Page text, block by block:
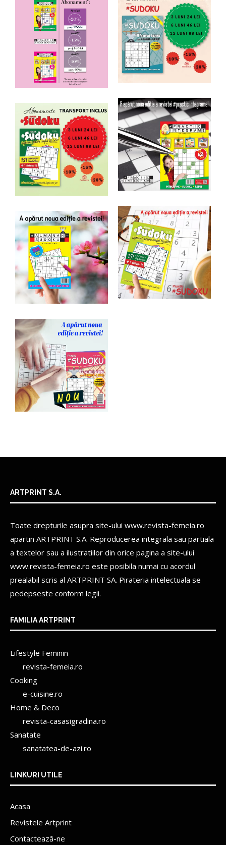
ARTPRINT S.A.
Toate drepturile asupra site-ului www.revista-femeia.ro
apartin ARTPRINT S.A. Reproducerea integrala sau partiala
a textelor sau a ilustratiilor din orice pagina a site-ului
www.revista-femeia.ro este posibila numai cu acordul
prealabil scris al ARTPRINT SA. Pirateria intelectuala se
pedepseste conform legii.
FAMILIA ARTPRINT
Lifestyle Feminin
revista-femeia.ro
Cooking
e-cuisine.ro
Home & Deco
revista-casasigradina.ro
Sanatate
sanatatea-de-azi.ro
LINKURI UTILE
Acasa
Revistele Artprint
Contactează-ne